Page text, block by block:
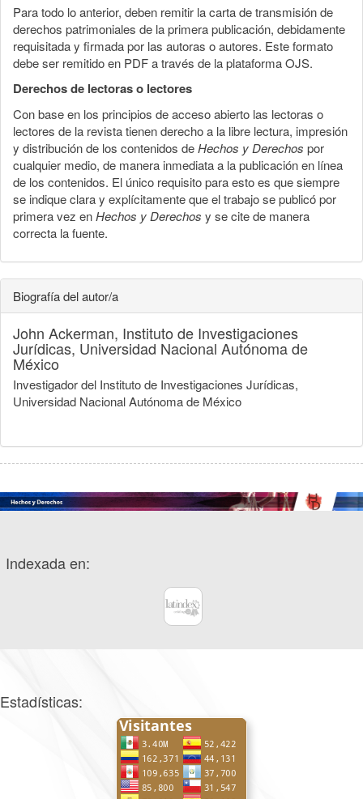
Para todo lo anterior, deben remitir la carta de transmisión de
derechos patrimoniales de la primera publicación, debidamente
requisitada y firmada por las autoras o autores. Este formato
debe ser remitido en PDF a través de la plataforma OJS.
Derechos de lectoras o lectores
Con base en los principios de acceso abierto las lectoras o
lectores de la revista tienen derecho a la libre lectura, impresión
y distribución de los contenidos deHechos y Derechos por
cualquier medio, de manera inmediata a la publicación en línea
de los contenidos. El único requisito para esto es que siempre
se indique clara y explícitamente que el trabajo se publicó por
primera vez enHechos y Derechos y se cite de manera
correcta la fuente.
Biografía del autor/a
John Ackerman, Instituto de Investigaciones
Jurídicas, Universidad Nacional Autónoma de
México
Investigador del Instituto de Investigaciones Jurídicas,
Universidad Nacional Autónoma de México
Indexada en:
Estadísticas: